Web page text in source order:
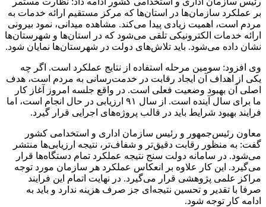
بر عملکرد سازمان‌ها در استان‌ها که مرکز مستقیم ارائه خدمات به
مردم است، اهمیت زیادی پیدا می‌کند. مشاهده میدانی، نمود بیرونی
ارائه خدمات الکترونیکی تلقی می‌شود که در استان‌ها و شهرستان‌ها
نشان داده می‌شود. باید تلاش‌های دولت در شهرستان‌ها نمایان شود.
وی افزود: سومین مرحله استفاده از نتایج عملکرد است. اگر چه
یکی از اهداف آن ایجاد رقابت در خدمت‌رسانی به مردم است، هدف
اصلی آن بهبود وضعیت فعلی است. در واقع جلسه امروز آغاز کار
ما برای سال آینده است. از سال ۹۱ ارزیابی در حال انجام است، اما
فرایند بهیود شرایط باید در قالب پروژه‌های اجرایی قرار گیرد.
معاون رئیس‌جمهور و رئیس سازمان اداری و استخدامی کشور
گفت: به منظور رقابت دقیق‌تر و شفاف‌تر، نتیجه ارزیابی‌ها منتشر
می‌شود. در سامانه دولت سنج نتیجه عملکرد تمام دستگاه‌ها قرار
می‌گیرد. این کار علاوه بر انعکاس عملکرد هر سازمان مورد توجه
مراکز علمی پژوهشی قرار می‌گیرد. در نهایت اتمام این فرایند
صرفا با تقدیر و تحسین نتیجه‌ای جز صرف هزینه ندارد و باید به
ادامه کار توجه شود.